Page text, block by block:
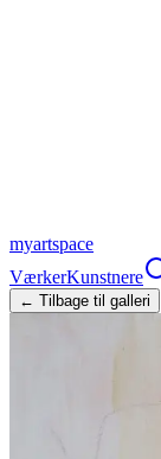
myartspace
VærkerKunstnere
← Tilbage til galleri